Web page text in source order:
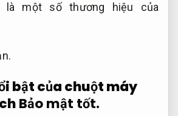
là một số thương hiệu của
bật của chuột máy
Bảo mật tốt.